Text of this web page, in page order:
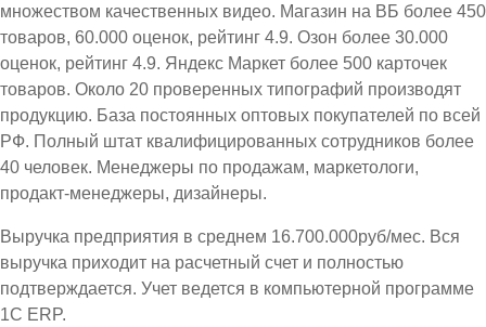
множеством качественных видео. Магазин на ВБ более 450
товаров, 60.000 оценок, рейтинг 4.9. Озон более 30.000
оценок, рейтинг 4.9. Яндекс Маркет более 500 карточек
товаров. Около 20 проверенных типографий производят
продукцию. База постоянных оптовых покупателей по всей
РФ. Полный штат квалифицированных сотрудников более
40 человек. Менеджеры по продажам, маркетологи,
продакт-менеджеры, дизайнеры.
Выручка предприятия в среднем 16.700.000руб/мес. Вся
выручка приходит на расчетный счет и полностью
подтверждается. Учет ведется в компьютерной программе
1С ЕRP.